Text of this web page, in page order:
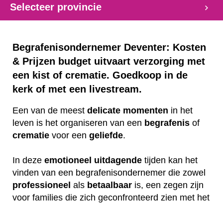
Selecteer provincie
Begrafenisondernemer Deventer: Kosten
& Prijzen budget uitvaart verzorging met
een kist of crematie. Goedkoop in de
kerk of met een livestream.
Een van de meest delicate momenten in het
leven is het organiseren van een begrafenis of
crematie voor een geliefde.
In deze emotioneel uitdagende tijden kan het
vinden van een begrafenisondernemer die zowel
professioneel als betaalbaar is, een zegen zijn
voor families die zich geconfronteerd zien met het